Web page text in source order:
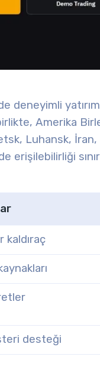
deneyimli
Amerika
Luhansk,
kaldıraç
desteği